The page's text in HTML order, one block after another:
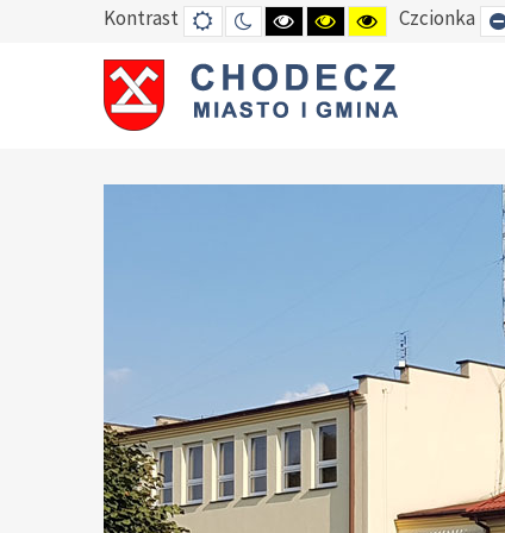
Kontrast DEFAULT
MODE
TRYB
NOCNY
HIGH
CONTRAST
BLACK
WHITE
MODE
HIGH
CONTRAST
BLACK
YELLOW
MODE
HIGH
CONTRAST
YELLOW
BLACK
MODE
Czcionka